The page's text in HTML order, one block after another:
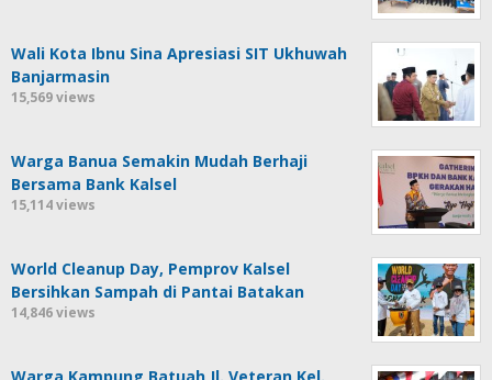
Wali Kota Ibnu Sina Apresiasi SIT Ukhuwah
Banjarmasin
15,569 views
Warga Banua Semakin Mudah Berhaji
Bersama Bank Kalsel
15,114 views
World Cleanup Day, Pemprov Kalsel
Bersihkan Sampah di Pantai Batakan
14,846 views
Warga Kampung Batuah Jl. Veteran Kel.